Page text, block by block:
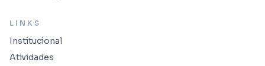
LINKS
Institucional
Atividades